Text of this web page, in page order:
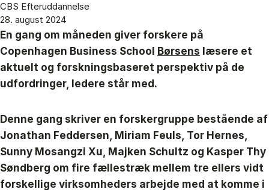
CBS Efteruddannelse
28. august 2024
En gang om måneden giver forskere på
Copenhagen Business School Børsens læsere et
aktuelt og forskningsbaseret perspektiv på de
udfordringer, ledere står med.
Denne gang skriver en forskergruppe bestående af
Jonathan Feddersen, Miriam Feuls, Tor Hernes,
Sunny Mosangzi Xu, Majken Schultz og Kasper Thy
Søndberg om fire fællestræk mellem tre ellers vidt
forskellige virksomheders arbejde med at komme i